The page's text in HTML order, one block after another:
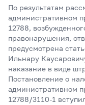
По результатам
административном
12788,
правонарушения,
предусмотрена
Ильнару
наказание в виде
Постановление о
административном
12788/3110-1